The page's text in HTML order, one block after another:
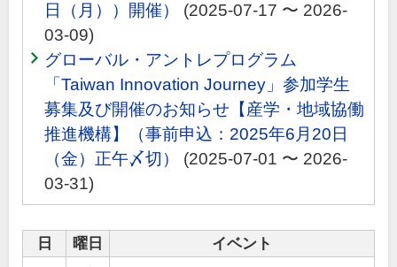
日（月））開催）
(2025-07-17 〜 2026-
03-09)
グローバル・アントレプログラム
「Taiwan Innovation Journey」参加学生
募集及び開催のお知らせ【産学・地域協働
推進機構】（事前申込：2025年6月20日
（金）正午〆切）
(2025-07-01 〜 2026-
03-31)
日 曜日 イベント